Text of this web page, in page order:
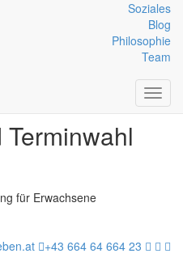
Soziales
Blog
Philosophie
Team
für Erwachsene
+43 664 64 664 23